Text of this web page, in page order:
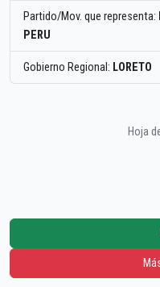
Partido/Mov. que representa:
PERU
Gobierno Regional: LORETO
Hoja